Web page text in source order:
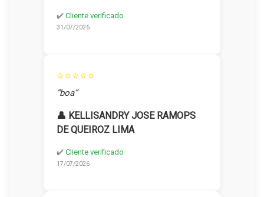
✔️ Cliente verificado
31/07/2026
⭐⭐⭐⭐⭐
“boa”
👤 KELLISANDRY JOSE RAMOPS
DE QUEIROZ LIMA
✔️ Cliente verificado
17/07/2026